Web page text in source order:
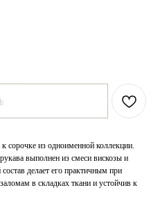
сорочке из одноименной коллекции.
выполнен из смеси вискозы и
делает его практичным при
в складках ткани и устойчив к